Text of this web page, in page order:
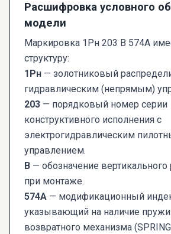
Расшифровка условного
модели
Маркировка 1Рн 203 В 574А
структуру:
1Рн — золотниковый
гидравлическим (непрямым)
203 — порядковый номер серии
конструктивного исполнения с
электрогидравлическим
управлением.
В — обозначение
при монтаже.
574А — модификационный
указывающий на наличие
возвратного механизма